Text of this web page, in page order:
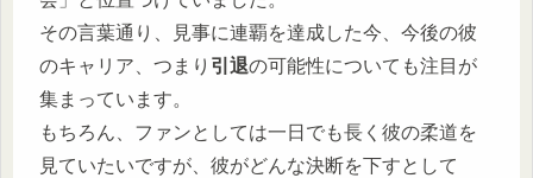
その言葉通り、見事に連覇を達成した今、今後の彼
のキャリア、つまり 引退の可能性についても注目が
集まっています。
もちろん、ファンとしては一日でも長く彼の柔道を
見ていたいですが、彼がどんな決断を下すとして